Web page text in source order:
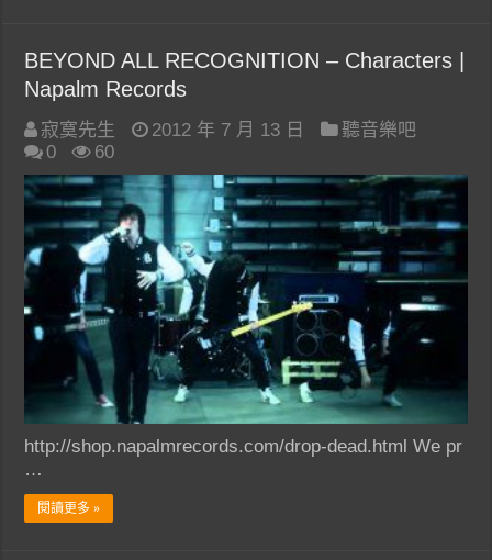
BEYOND ALL RECOGNITION – Characters |
Napalm Records
寂寞先生 2012 年 7 月 13 日
聽音樂吧
0
60
http://shop.napalmrecords.com/drop-dead.html We pr
…
閱讀更多 »